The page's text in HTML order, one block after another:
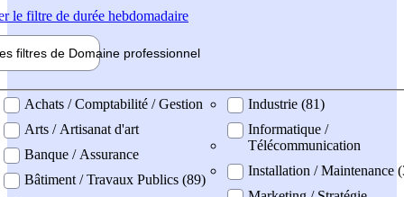
le filtre de durée hebdomadaire
filtres de Domaine professionnel
professionel
Achats / Comptabilité / Gestion
Arts / Artisanat d'art
Banque / Assurance
Bâtiment / Travaux Publics (89)
Industrie (81)
Informatique /
Télécommunication
Installation / Maintenance